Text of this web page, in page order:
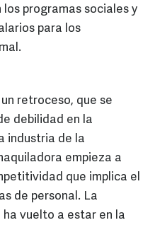
programas sociales y
para los
retroceso, que se
debilidad en la
industria de la
empieza a
que implica el
de personal. La
vuelto a estar en la